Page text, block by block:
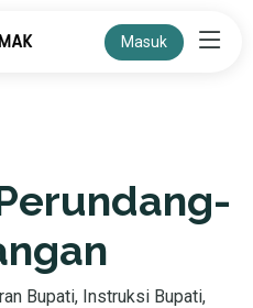
Masuk
Bupati, Instruksi Bupati,